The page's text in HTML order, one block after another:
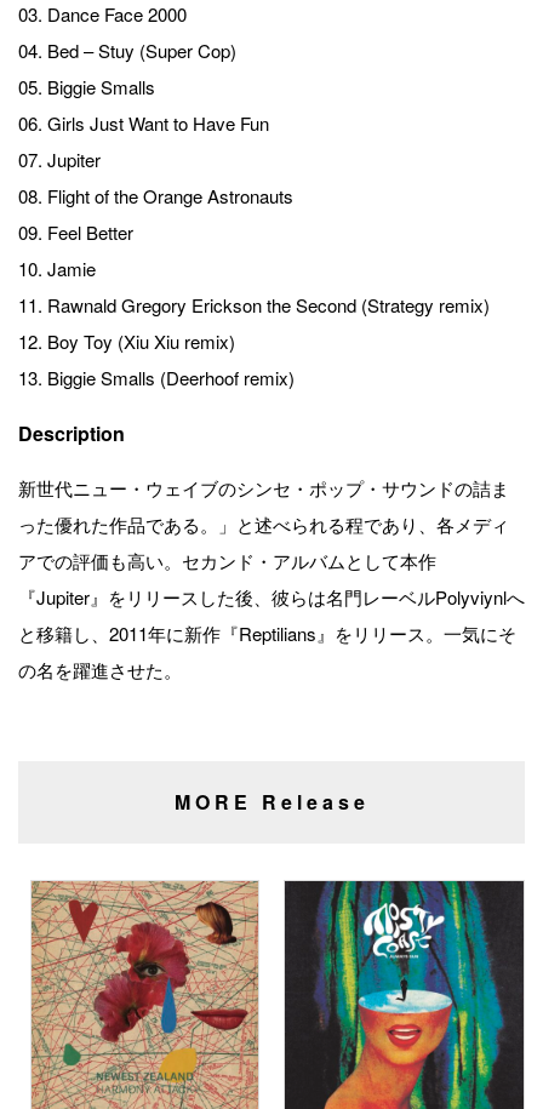
03. Dance Face 2000
04. Bed – Stuy (Super Cop)
05. Biggie Smalls
06. Girls Just Want to Have Fun
07. Jupiter
08. Flight of the Orange Astronauts
09. Feel Better
10. Jamie
11. Rawnald Gregory Erickson the Second (Strategy remix)
12. Boy Toy (Xiu Xiu remix)
13. Biggie Smalls (Deerhoof remix)
Description
新世代ニュー・ウェイブのシンセ・ポップ・サウンドの詰ま
った優れた作品である。」と述べられる程であり、各メディ
アでの評価も高い。セカンド・アルバムとして本作
『Jupiter』をリリースした後、彼らは名門レーベルPolyviynlへ
と移籍し、2011年に新作『Reptilians』をリリース。一気にそ
の名を躍進させた。
MORE Release